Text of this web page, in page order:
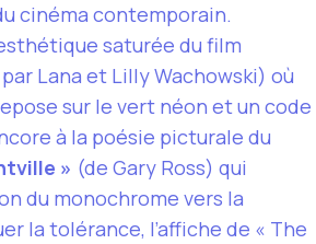
cinéma contemporain.
saturée du film
Lana et Lilly Wachowski) où
sur le vert néon et un code
à la poésie picturale du
» (de Gary Ross) qui
du monochrome vers la
la tolérance, l’affiche de « The